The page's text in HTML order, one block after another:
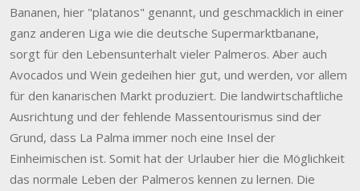
Bananen, hier "platanos" genannt, und geschmacklich in einer
ganz anderen Liga wie die deutsche Supermarktbanane,
sorgt für den Lebensunterhalt vieler Palmeros. Aber auch
Avocados und Wein gedeihen hier gut, und werden, vor allem
für den kanarischen Markt produziert. Die landwirtschaftliche
Ausrichtung und der fehlende Massentourismus sind der
Grund, dass La Palma immer noch eine Insel der
Einheimischen ist. Somit hat der Urlauber hier die Möglichkeit
das normale Leben der Palmeros kennen zu lernen. Die